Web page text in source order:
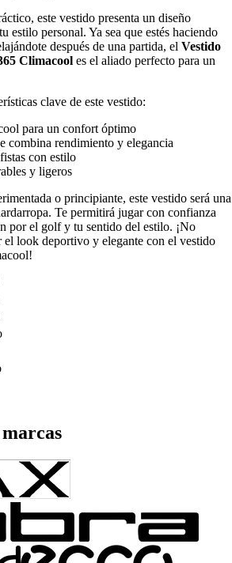
este vestido presenta un diseño
estilo personal. Ya sea que estés haciendo
después de una partida, el Vestido
Climacool es el aliado perfecto para un
clave de este vestido:
para un confort óptimo
combina rendimiento y elegancia
con estilo
y ligeros
o principiante, este vestido será una
Te permitirá jugar con confianza
por el golf y tu sentido del estilo. ¡No
el look deportivo y elegante con el vestido